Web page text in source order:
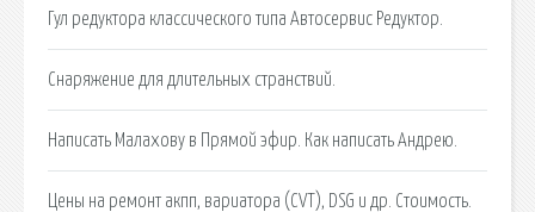
Гул редуктора классического типа Автосервис Редуктор.
Снаряжение для длительных странствий.
Написать Малахову в Прямой эфир. Как написать Андрею.
Цены на ремонт акпп, вариатора (CVT), DSG и др. Стоимость.